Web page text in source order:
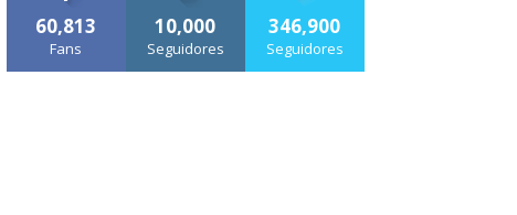
60,813
Fans
10,000
Seguidores
346,900
Seguidores